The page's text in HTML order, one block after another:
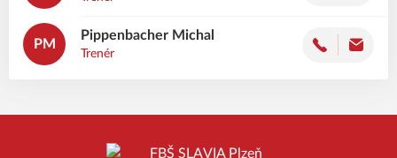
PM
Michal
Pippenbacher
Trenér